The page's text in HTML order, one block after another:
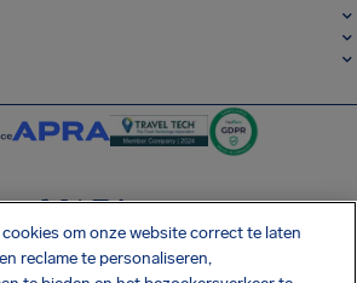
SocialFacebook
SocialTwitter
SocialInstagram
SocialLinkedin
om onze website correct te laten
reclame te personaliseren,